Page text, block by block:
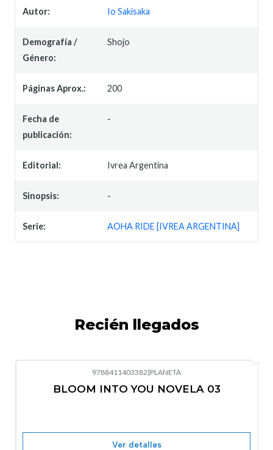
Autor: Io Sakisaka
Demografía /
Género:
Shojo
Páginas Aprox.: 200
Fecha de
publicación:
-
Editorial: Ivrea Argentina
Sinopsis: -
Serie: AOHA RIDE [IVREA ARGENTINA]
Recién llegados
Nuevo
9788411403382 |PLANETA
BLOOM INTO YOU NOVELA 03
Ver detalles